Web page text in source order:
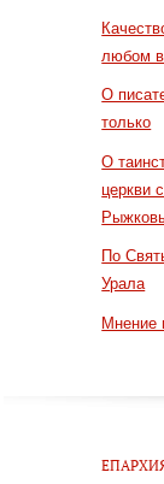
любом
О
только
О
церкви
По
Урала
Мнение